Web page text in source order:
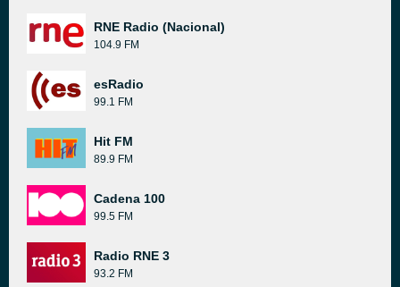
RNE Radio (Nacional)
104.9 FM
esRadio
99.1 FM
Hit FM
89.9 FM
Cadena 100
99.5 FM
Radio RNE 3
93.2 FM